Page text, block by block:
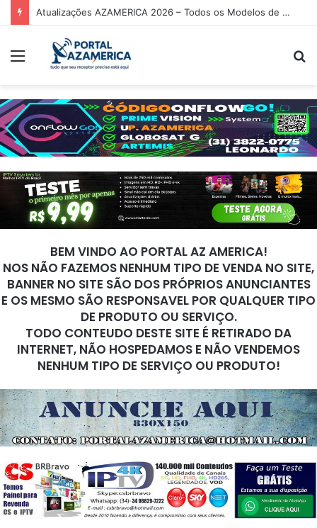
Atualizações AZAMERICA 2026 – Todos os Modelos de Receptores AZAMERICA
Menu
BEM VINDO AO PORTAL AZ AMERICA!
NOS NÃO FAZEMOS NENHUM TIPO DE VENDA NO SITE,
BANNER NO SITE SÃO DOS PRÓPRIOS ANUNCIANTES
E OS MESMO SÃO RESPONSAVEL POR QUALQUER TIPO
DE PRODUTO OU SERVIÇO.
TODO CONTEUDO DESTE SITE É RETIRADO DA
INTERNET, NÃO HOSPEDAMOS E NÃO VENDEMOS
NENHUM TIPO DE SERVIÇO OU PRODUTO!